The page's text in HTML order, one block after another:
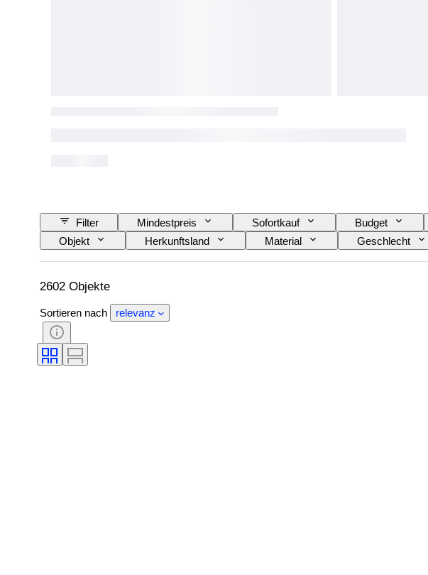
Filter Mindestpreis Sofortkauf Budget
Objekt
Herkunftsland Material Geschlecht
Feingehalt
Stil Farbe Größe Schliff
2602 Objekte
Sortieren nach relevanz